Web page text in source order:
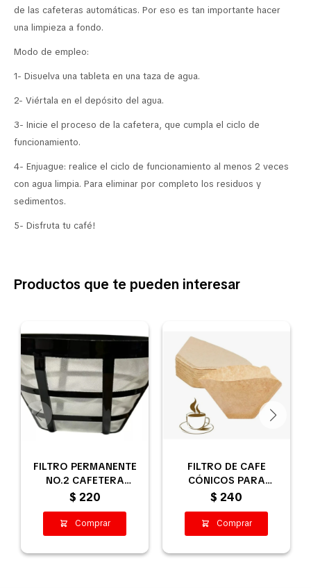
de las cafeteras automáticas. Por eso es tan importante hacer
una limpieza a fondo.
Modo de empleo:
1- Disuelva una tableta en una taza de agua.
2- Viértala en el depósito del agua.
3- Inicie el proceso de la cafetera, que cumpla el ciclo de
funcionamiento.
4- Enjuague: realice el ciclo de funcionamiento al menos 2 veces
con agua limpia. Para eliminar por completo los residuos y
sedimentos.
5- Disfruta tu café!
Productos que te pueden interesar
FILTRO PERMANENTE
NO.2 CAFETERA
ELECTRICA
$ 220
FILTRO DE CAFE
CÓNICOS PARA
CAFETERAS BARISTA
$ 240